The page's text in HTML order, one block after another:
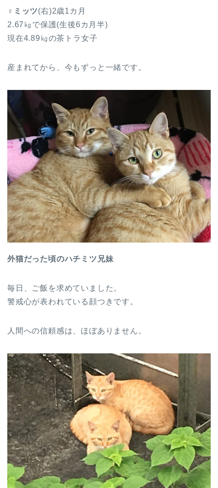
♀ミッツ(右)2歳1カ月
2.67㎏で保護(生後6カ月半)
現在4.89㎏の茶トラ女子
産まれてから、今もずっと一緒です。
外猫だった頃のハチミツ兄妹
毎日、ご飯を求めていました。
警戒心が表われている顔つきです。
人間への信頼感は、ほぼありません。